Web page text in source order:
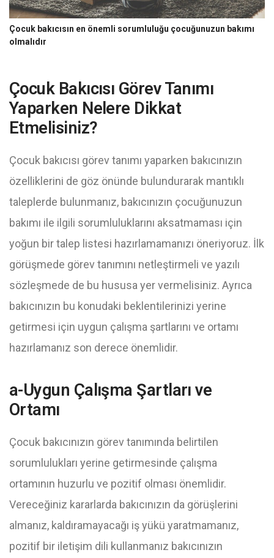
Çocuk bakıcısın en önemli sorumluluğu çocuğunuzun bakımı
olmalıdır
Çocuk Bakıcısı Görev Tanımı
Yaparken Nelere Dikkat
Etmelisiniz?
Çocuk bakıcısı görev tanımı yaparken bakıcınızın
özelliklerini de göz önünde bulundurarak mantıklı
taleplerde bulunmanız, bakıcınızın çocuğunuzun
bakımı ile ilgili sorumluluklarını aksatmaması için
yoğun bir talep listesi hazırlamamanızı öneriyoruz. İlk
görüşmede görev tanımını netleştirmeli ve yazılı
sözleşmede de bu hususa yer vermelisiniz. Ayrıca
bakıcınızın bu konudaki beklentilerinizi yerine
getirmesi için uygun çalışma şartlarını ve ortamı
hazırlamanız son derece önemlidir.
a-Uygun Çalışma Şartları ve
Ortamı
Çocuk bakıcınızın görev tanımında belirtilen
sorumlulukları yerine getirmesinde çalışma
ortamının huzurlu ve pozitif olması önemlidir.
Vereceğiniz kararlarda bakıcınızın da görüşlerini
almanız, kaldıramayacağı iş yükü yaratmamanız,
pozitif bir iletişim dili kullanmanız bakıcınızın